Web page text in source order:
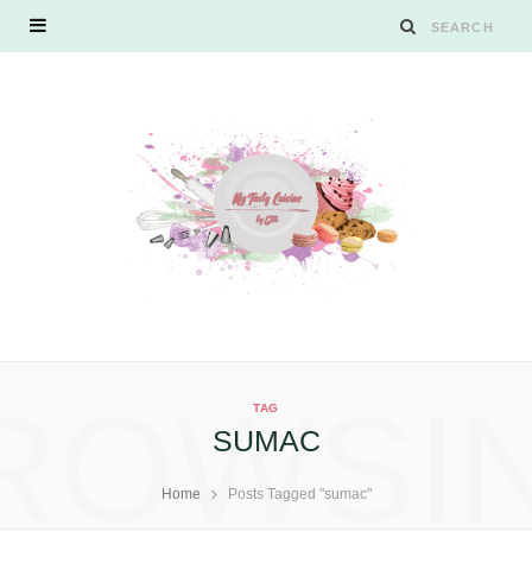
TAG
SUMAC
Home Posts Tagged "sumac"